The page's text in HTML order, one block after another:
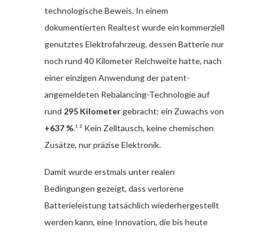
technologische Beweis. In einem
dokumentierten Realtest wurde ein kommerziell
genutztes Elektrofahrzeug, dessen Batterie nur
noch rund 40 Kilometer Reichweite hatte, nach
einer einzigen Anwendung der patent-
angemeldeten Rebalancing-Technologie auf
rund 295 Kilometer gebracht: ein Zuwachs von
+637 %.¹ ² Kein Zelltausch, keine chemischen
Zusätze, nur präzise Elektronik.
Damit wurde erstmals unter realen
Bedingungen gezeigt, dass verlorene
Batterieleistung tatsächlich wiederhergestellt
werden kann, eine Innovation, die bis heute